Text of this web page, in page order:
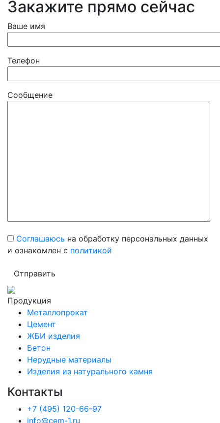
Закажите прямо сейчас
Ваше имя
Телефон
Сообщение
Соглашаюсь на обработку персональных данных
и ознакомлен с политикой
Продукция
Металлопрокат
Цемент
ЖБИ изделия
Бетон
Нерудные материалы
Изделия из натурального камня
Контакты
+7 (495) 120-66-97
info@cem-1.ru